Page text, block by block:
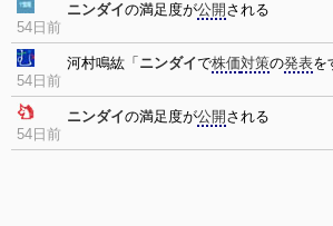
54日前
ニンダイの満足度が公開 される
54日前
河村鳴紘「 ニンダイで株価対策の発表を
54日前
ニンダイの満足度が公開 される